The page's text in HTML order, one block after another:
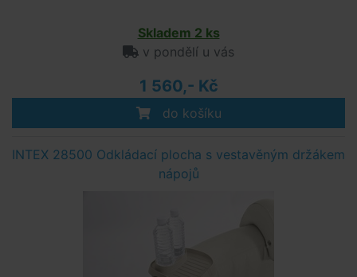
Skladem 2 ks
v pondělí u vás
1 560,- Kč
do košíku
INTEX 28500 Odkládací plocha s vestavěným držákem
nápojů